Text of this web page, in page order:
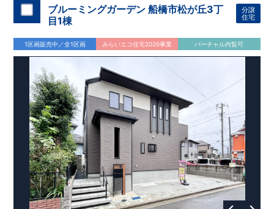
・ランドローム三咲店
・イオンモール八千代緑が丘
・千葉徳洲会病院
・ケーヨーデイツー三咲店
●国が定めた7つの技術基準をクリア
●税制面で優遇が受けられる
●中古市場では長期優良住宅が有利
住宅性能評価書
●一次エネルギー消費量等級「６」取得
●「住宅性能評価書」を全棟でダブル取得
●社内・社外による検査で厳しく評価
TOEI Safety Damper ｾｰﾌﾃｨﾀﾞﾝﾊﾟｰ標準装備
●揺れ幅を大幅に低減、 繰り返す地震に強い
●歴史的建造物など 公共建築物でも多数採用
●部品交換や点検など メンテナンスフリー
平日でもご案内可能!
ブルーミングガーデン 船橋市松が丘3丁
目1棟
分譲
住宅
1区画販売中／全1区画 みらいエコ住宅2026事業 バーチャル内覧可